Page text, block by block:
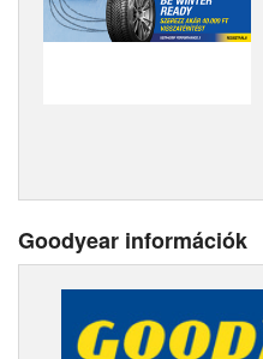
Goodyear információk